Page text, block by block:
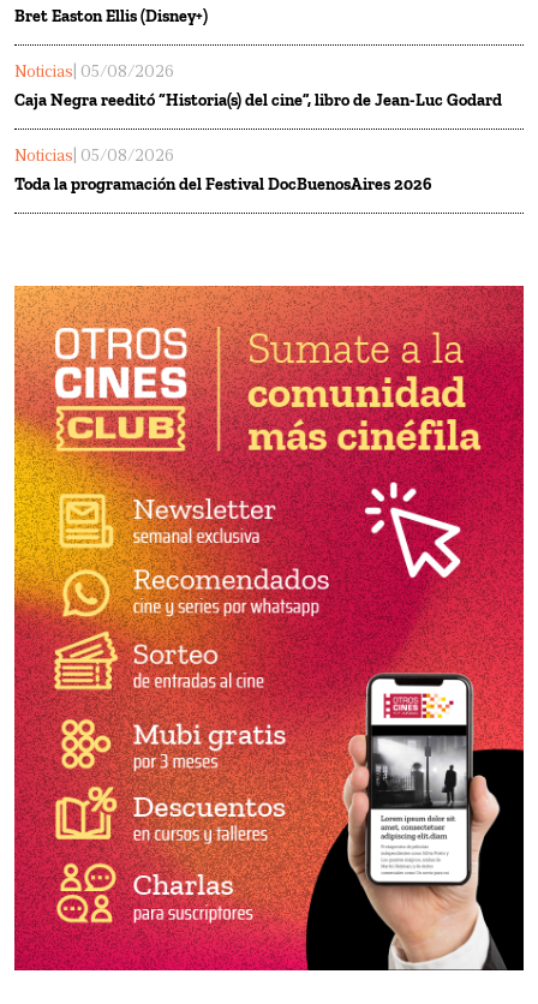
Bret Easton Ellis (Disney+)
Noticias | 05/08/2026
Caja Negra reeditó “Historia(s) del cine”, libro de Jean-Luc Godard
Noticias | 05/08/2026
Toda la programación del Festival DocBuenosAires 2026